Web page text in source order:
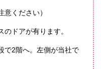
ください）
ドアが有ります。
で2階へ。左側が当社で